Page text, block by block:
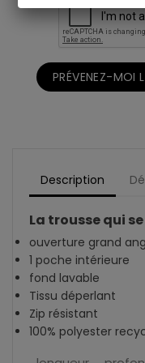
PRÉVENEZ-MOI
Description
La trousse qui
ouverture grand
1 poche intérieure
fond lavable
Tissu déperlant
Zip résistant
100% polyester